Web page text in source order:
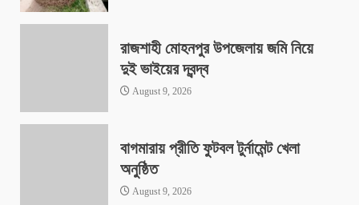
রাজশাহী মোহনপুর উপজেলায় জমি নিয়ে
দুই ভাইয়ের দ্বন্দ্ব
August 9, 2026
বাগমারায় প্রীতি ফুটবল টুর্নামেন্ট খেলা
অনুষ্ঠিত
August 9, 2026